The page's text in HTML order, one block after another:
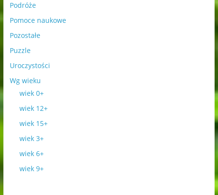
Podróże
Pomoce naukowe
Pozostałe
Puzzle
Uroczystości
Wg wieku
wiek 0+
wiek 12+
wiek 15+
wiek 3+
wiek 6+
wiek 9+